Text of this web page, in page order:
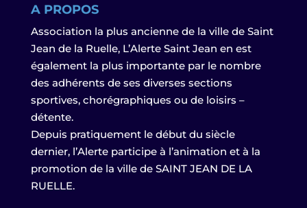
A PROPOS
Association la plus ancienne de la ville de Saint
Jean de la Ruelle, L’Alerte Saint Jean en est
également la plus importante par le nombre
des adhérents de ses diverses sections
sportives, chorégraphiques ou de loisirs –
détente.
Depuis pratiquement le début du siècle
dernier, l’Alerte participe à l’animation et à la
promotion de la ville de SAINT JEAN DE LA
RUELLE.